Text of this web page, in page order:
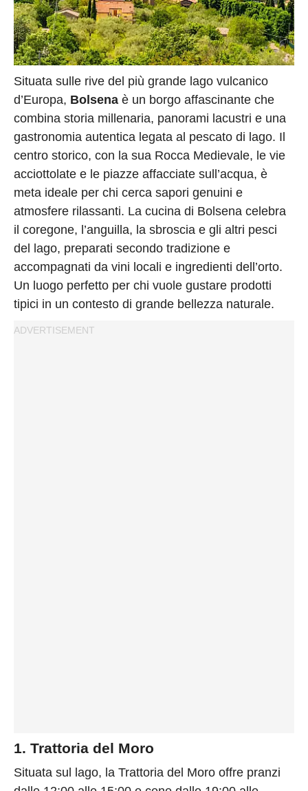
Situata sulle rive del più grande lago vulcanico
d’Europa, Bolsena è un borgo affascinante che
combina storia millenaria, panorami lacustri e una
gastronomia autentica legata al pescato di lago. Il
centro storico, con la sua Rocca Medievale, le vie
acciottolate e le piazze affacciate sull’acqua, è
meta ideale per chi cerca sapori genuini e
atmosfere rilassanti. La cucina di Bolsena celebra
il coregone, l’anguilla, la sbroscia e gli altri pesci
del lago, preparati secondo tradizione e
accompagnati da vini locali e ingredienti dell’orto.
Un luogo perfetto per chi vuole gustare prodotti
tipici in un contesto di grande bellezza naturale.
1. Trattoria del Moro
Situata sul lago, la Trattoria del Moro offre pranzi